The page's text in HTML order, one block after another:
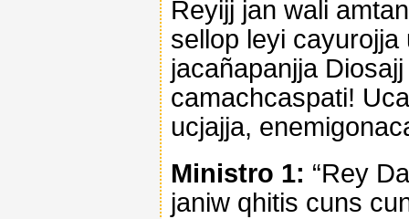
Reyijj jan wali
sellop leyi
jacañapanjja
camachcaspati!
ucjajja,
Ministro 1: “Rey
janiw qhitis cuns